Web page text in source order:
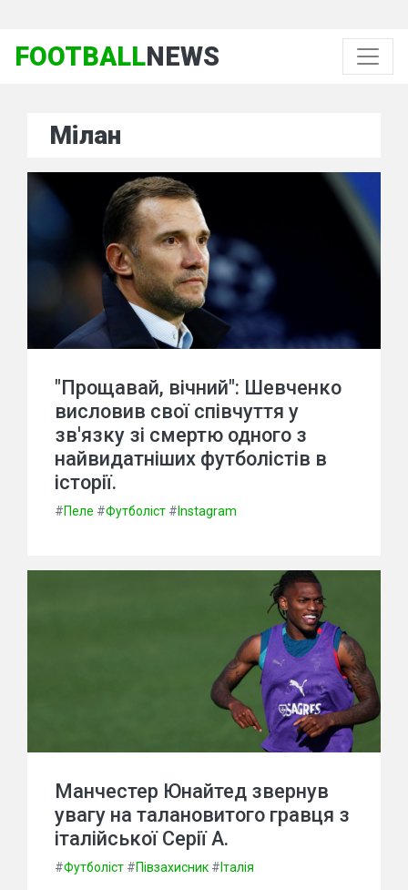
FOOTBALLNEWS
Мілан
"Прощавай, вічний": Шевченко
висловив свої співчуття у
зв'язку зі смертю одного з
найвидатніших футболістів в
історії.
#Пеле #Футболіст # Instagram
Манчестер Юнайтед звернув
увагу на талановитого гравця з
італійської Серії А.
#Футболіст #Півзахисник # Італія